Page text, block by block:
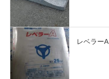
レベラーA